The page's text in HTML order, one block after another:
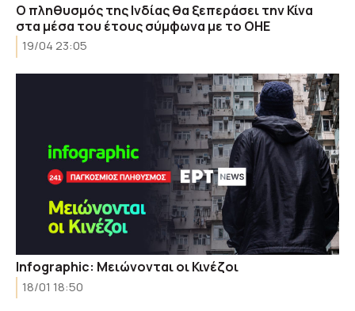
Ο πληθυσμός της Ινδίας θα ξεπεράσει την Κίνα
στα μέσα του έτους σύμφωνα με το ΟΗΕ
19/04 23:05
Infographic: Μειώνονται οι Κινέζοι
18/01 18:50